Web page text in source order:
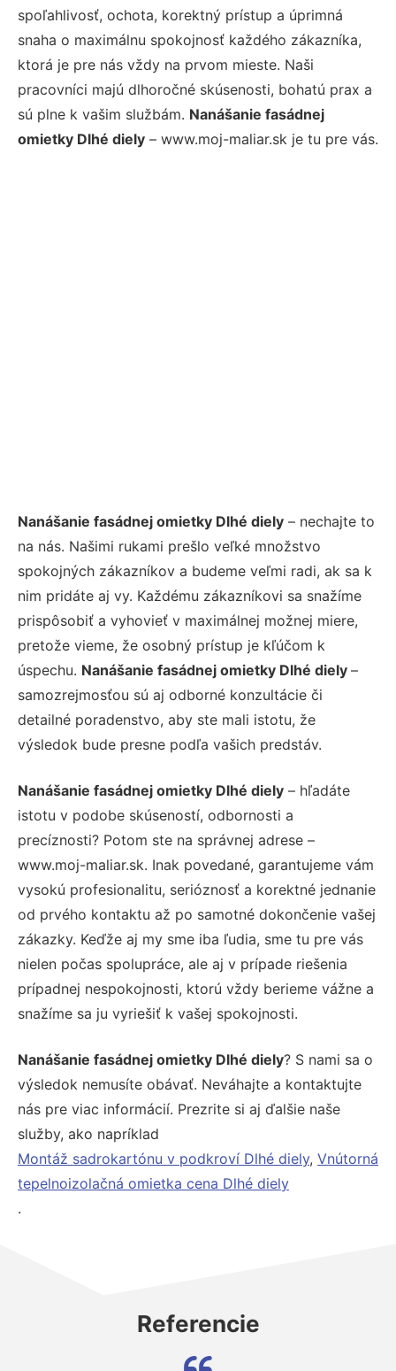
spoľahlivosť, ochota, korektný prístup a úprimná
snaha o maximálnu spokojnosť každého zákazníka,
ktorá je pre nás vždy na prvom mieste. Naši
pracovníci majú dlhoročné skúsenosti, bohatú prax a
sú plne k vašim službám. Nanášanie fasádnej
omietky Dlhé diely – www.moj-maliar.sk je tu pre vás.
Nanášanie fasádnej omietky Dlhé diely – nechajte to
na nás. Našimi rukami prešlo veľké množstvo
spokojných zákazníkov a budeme veľmi radi, ak sa k
nim pridáte aj vy. Každému zákazníkovi sa snažíme
prispôsobiť a vyhovieť v maximálnej možnej miere,
pretože vieme, že osobný prístup je kľúčom k
úspechu. Nanášanie fasádnej omietky Dlhé diely –
samozrejmosťou sú aj odborné konzultácie či
detailné poradenstvo, aby ste mali istotu, že
výsledok bude presne podľa vašich predstáv.
Nanášanie fasádnej omietky Dlhé diely – hľadáte
istotu v podobe skúseností, odbornosti a
precíznosti? Potom ste na správnej adrese –
www.moj-maliar.sk. Inak povedané, garantujeme vám
vysokú profesionalitu, serióznosť a korektné jednanie
od prvého kontaktu až po samotné dokončenie vašej
zákazky. Keďže aj my sme iba ľudia, sme tu pre vás
nielen počas spolupráce, ale aj v prípade riešenia
prípadnej nespokojnosti, ktorú vždy berieme vážne a
snažíme sa ju vyriešiť k vašej spokojnosti.
Nanášanie fasádnej omietky Dlhé diely? S nami sa o
výsledok nemusíte obávať. Neváhajte a kontaktujte
nás pre viac informácií. Prezrite si aj ďalšie naše
služby, ako napríklad
Montáž sadrokartónu v podkroví Dlhé diely, Vnútorná
tepelnoizolačná omietka cena Dlhé diely
.
Referencie